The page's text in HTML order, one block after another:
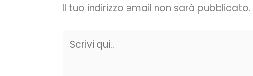
Il tuo indirizzo email non sarà pubblicato.
qui..